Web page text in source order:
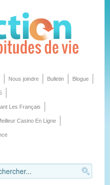
Nous joindre Bulletin Blogue
Les Français
Casino En Ligne